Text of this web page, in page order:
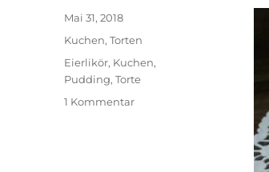
Veröffentlicht
Mai 31, 2018
Kategorien
Kuchen,Torten
Schlagwörter
Eierlikör, Kuchen,
Pudding,Torte
1 Kommentarzu